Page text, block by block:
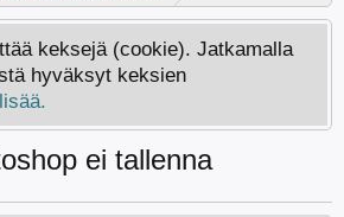
keksejä (cookie). Jatkamalla
hyväksyt keksien
ei tallenna